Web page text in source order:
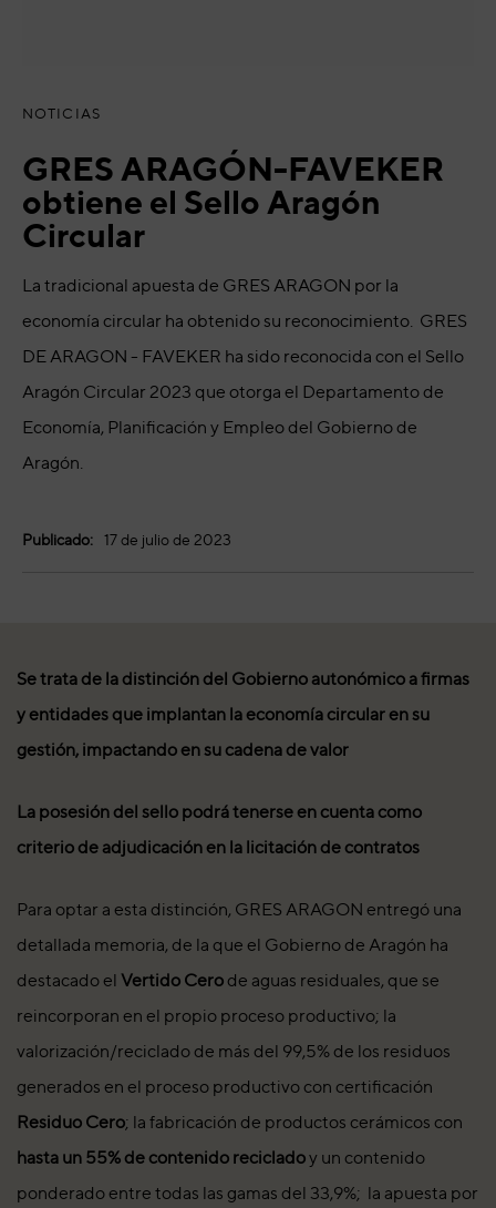
NOTICIAS
GRES ARAGÓN-FAVEKER
obtiene el Sello Aragón
Circular
La tradicional apuesta de GRES ARAGON por la
economía circular ha obtenido su reconocimiento. GRES
DE ARAGON - FAVEKER ha sido reconocida con el Sello
Aragón Circular 2023 que otorga el Departamento de
Economía, Planificación y Empleo del Gobierno de
Aragón.
Publicado: 17 de julio de 2023
Se trata de la distinción del Gobierno autonómico a firmas
y entidades que implantan la economía circular en su
gestión, impactando en su cadena de valor
La posesión del sello podrá tenerse en cuenta como
criterio de adjudicación en la licitación de contratos
Para optar a esta distinción, GRES ARAGON entregó una
detallada memoria, de la que el Gobierno de Aragón ha
destacado el Vertido Cero de aguas residuales, que se
reincorporan en el propio proceso productivo; la
valorización/reciclado de más del 99,5% de los residuos
generados en el proceso productivo con certificación
Residuo Cero; la fabricación de productos cerámicos con
hasta un 55% de contenido recicladoy un contenido
ponderado entre todas las gamas del 33,9%; la apuesta por